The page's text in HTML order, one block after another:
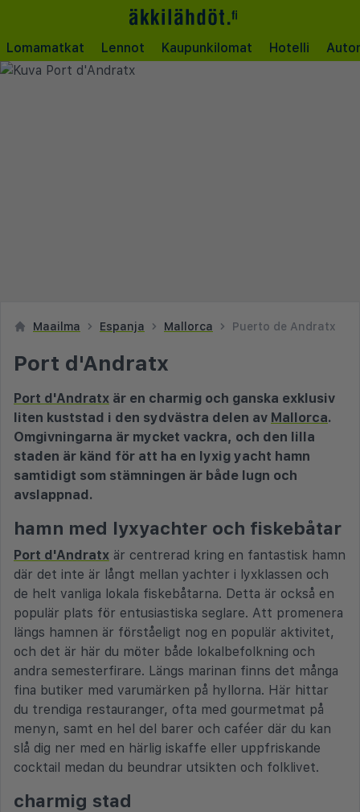
Lomamatkat Lennot Kaupunkilomat Hotelli
Maailma Espanja Mallorca Puerto de Andratx
Port d'Andratx
Port d'Andratx är en charmig och ganska exklusiv
liten kuststad i den sydvästra delen av Mallorca.
Omgivningarna är mycket vackra, och den lilla
staden är känd för att ha en lyxig yacht hamn
samtidigt som stämningen är både lugn och
avslappnad.
hamn med lyxyachter och fiskebåtar
Port d'Andratx är centrerad kring en fantastisk hamn
där det inte är långt mellan yachter i lyxklassen och
de helt vanliga lokala fiskebåtarna. Detta är också en
populär plats för entusiastiska seglare. Att promenera
längs hamnen är förståeligt nog en populär aktivitet,
och det är här du möter både lokalbefolkning och
andra semesterfirare. Längs marinan finns det många
fina butiker med varumärken på hyllorna. Här hittar
du trendiga restauranger, ofta med gourmetmat på
menyn, samt en hel del barer och caféer där du kan
slå dig ner med en härlig iskaffe eller uppfriskande
cocktail medan du beundrar utsikten och folklivet.
charmig stad